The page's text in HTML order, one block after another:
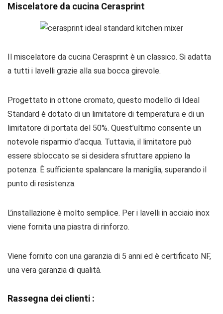
Miscelatore da cucina Cerasprint
Il miscelatore da cucina Cerasprint è un classico. Si adatta
a tutti i lavelli grazie alla sua bocca girevole.
Progettato in ottone cromato, questo modello di Ideal
Standard è dotato di un limitatore di temperatura e di un
limitatore di portata del 50%. Quest’ultimo consente un
notevole risparmio d’acqua. Tuttavia, il limitatore può
essere sbloccato se si desidera sfruttare appieno la
potenza. È sufficiente spalancare la maniglia, superando il
punto di resistenza.
L’installazione è molto semplice. Per i lavelli in acciaio inox
viene fornita una piastra di rinforzo.
Viene fornito con una garanzia di 5 anni ed è certificato NF,
una vera garanzia di qualità.
Rassegna dei clienti :